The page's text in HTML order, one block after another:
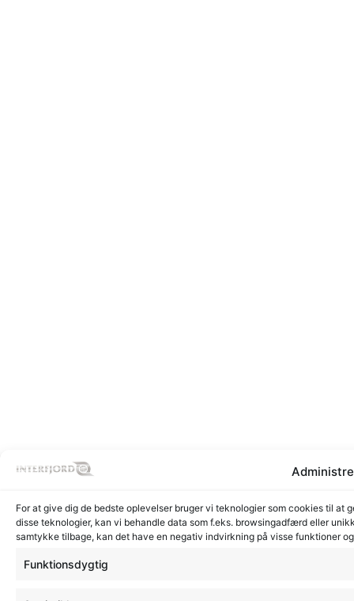
For at give dig de bedste oplevelser bruger vi teknologier som cookies til
disse teknologier, kan vi behandle data som f.eks. browsingadfærd eller
samtykke tilbage, kan det have en negativ indvirkning på visse funktioner
Funktionsdygtig